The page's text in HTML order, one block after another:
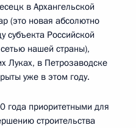
в Архангельской
(это новая абсолютно
субъекта Российской
нашей страны),
Луках, в Петрозаводске
уже в этом году.
года приоритетными для
строительства